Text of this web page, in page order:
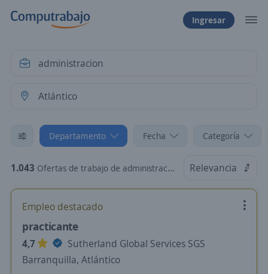
Ingresar
Departamento Fecha Categoría
1.043 Ofertas de trabajo de administracion en Atlántico Relevancia
Empleo destacado
practicante
4,7
Sutherland Global Services SGS
Barranquilla, Atlántico